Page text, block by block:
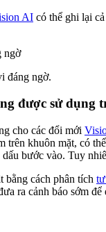
AI có thể ghi lại
đáng ngờ.
được sử dụng
cho các đổi mới
trên khuôn mặt, có
bước vào. Tuy
bằng cách phân tích
ra cảnh báo sớm